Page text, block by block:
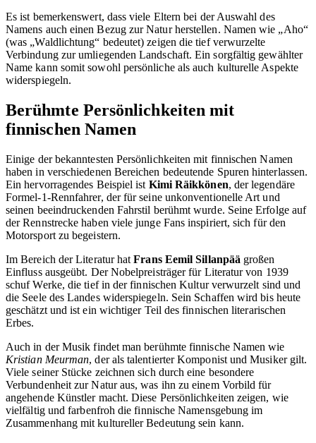
Es ist bemerkenswert, dass viele Eltern bei der Auswahl des
Namens auch einen Bezug zur Natur herstellen. Namen wie „Aho“
(was „Waldlichtung“ bedeutet) zeigen die tief verwurzelte
Verbindung zur umliegenden Landschaft. Ein sorgfältig gewählter
Name kann somit sowohl persönliche als auch kulturelle Aspekte
widerspiegeln.
Berühmte Persönlichkeiten mit
finnischen Namen
Einige der bekanntesten Persönlichkeiten mit finnischen Namen
haben in verschiedenen Bereichen bedeutende Spuren hinterlassen.
Ein hervorragendes Beispiel ist Kimi Räikkönen, der legendäre
Formel-1-Rennfahrer, der für seine unkonventionelle Art und
seinen beeindruckenden Fahrstil berühmt wurde. Seine Erfolge auf
der Rennstrecke haben viele junge Fans inspiriert, sich für den
Motorsport zu begeistern.
Im Bereich der Literatur hatFrans Eemil Sillanpää großen
Einfluss ausgeübt. Der Nobelpreisträger für Literatur von 1939
schuf Werke, die tief in der finnischen Kultur verwurzelt sind und
die Seele des Landes widerspiegeln. Sein Schaffen wird bis heute
geschätzt und ist ein wichtiger Teil des finnischen literarischen
Erbes.
Auch in der Musik findet man berühmte finnische Namen wie
Kristian Meurman, der als talentierter Komponist und Musiker gilt.
Viele seiner Stücke zeichnen sich durch eine besondere
Verbundenheit zur Natur aus, was ihn zu einem Vorbild für
angehende Künstler macht. Diese Persönlichkeiten zeigen, wie
vielfältig und farbenfroh die finnische Namensgebung im
Zusammenhang mit kultureller Bedeutung sein kann.